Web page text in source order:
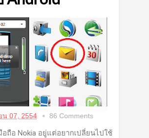
น 07, 2554 86 Comments
Nokia อยู่แต่อยากเปลี่ยนไปใช้